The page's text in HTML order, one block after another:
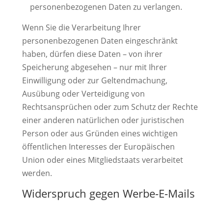
personenbezogenen Daten zu verlangen.
Wenn Sie die Verarbeitung Ihrer
personenbezogenen Daten eingeschränkt
haben, dürfen diese Daten – von ihrer
Speicherung abgesehen – nur mit Ihrer
Einwilligung oder zur Geltendmachung,
Ausübung oder Verteidigung von
Rechtsansprüchen oder zum Schutz der Rechte
einer anderen natürlichen oder juristischen
Person oder aus Gründen eines wichtigen
öffentlichen Interesses der Europäischen
Union oder eines Mitgliedstaats verarbeitet
werden.
Widerspruch gegen Werbe-E-Mails